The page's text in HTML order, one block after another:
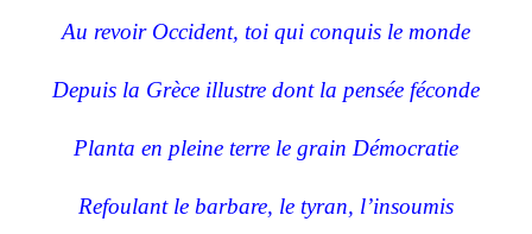
Au revoir Occident, toi qui conquis le monde
Depuis la Grèce illustre dont la pensée féconde
Planta en pleine terre le grain Démocratie
Refoulant le barbare, le tyran, l’insoumis